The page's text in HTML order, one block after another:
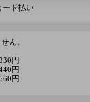
ん。
円
円
円